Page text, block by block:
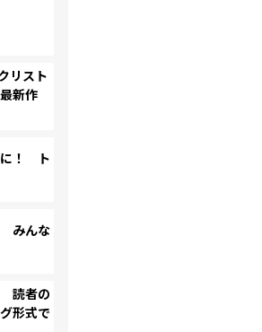
リスト
新作
に！ ト
みんな
読者の
形式で